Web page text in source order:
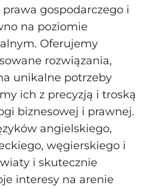
gospodarczego i
na poziomie
Oferujemy
rozwiązania,
unikalne potrzeby
ich z precyzją i troską
biznesowej i prawnej.
angielskiego,
węgierskiego i
i skutecznie
interesy na arenie